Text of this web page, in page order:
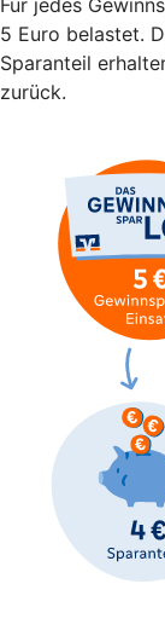
5 Euro belastet.
Sparanteil
zurück.